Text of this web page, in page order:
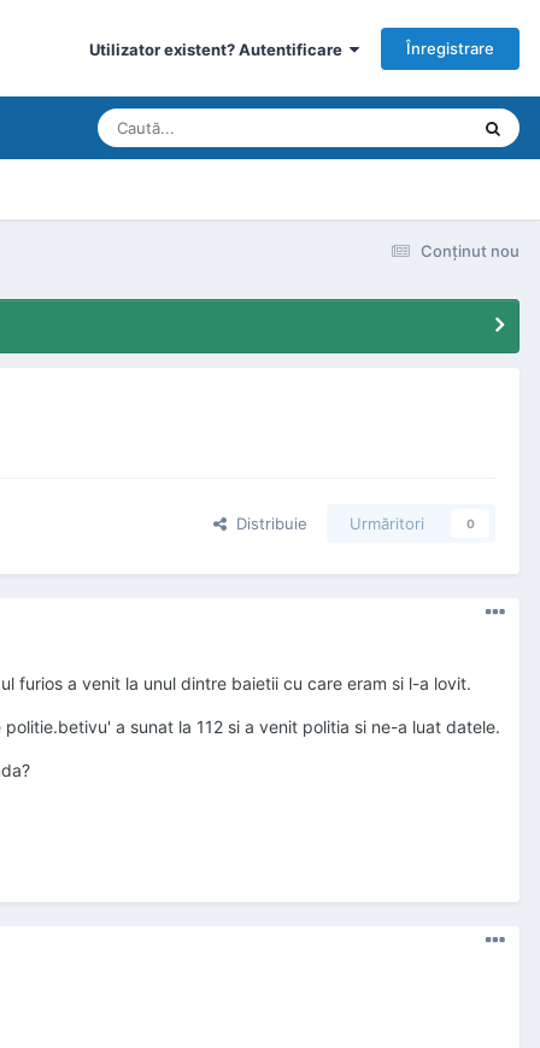
Utilizator existent? Autentificare Înregistrare
Conţinut nou
Distribuie Urmăritori 0
furios a venit la unul dintre baietii cu care eram si l-a lovit.
a sunat la 112 si a venit politia si ne-a luat datele.